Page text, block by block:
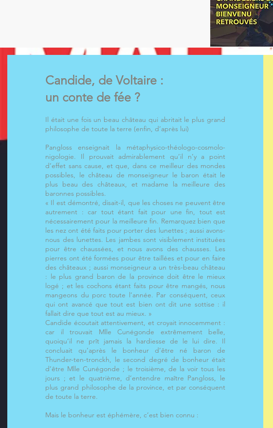
Candide, de Voltaire :
un conte de fée ?
Il était une fois un beau château qui abritait le plus grand
philosophe de toute la terre (enfin, d’après lui)
Pangloss enseignait la métaphysico-théologo-cosmolo-
nigologie. Il prouvait admirablement qu’il n’y a point
d’effet sans cause, et que, dans ce meilleur des mondes
possibles, le château de monseigneur le baron était le
plus beau des châteaux, et madame la meilleure des
baronnes possibles.
« Il est démontré, disait-il, que les choses ne peuvent être
autrement : car tout étant fait pour une fin, tout est
nécessairement pour la meilleure fin. Remarquez bien que
les nez ont été faits pour porter des lunettes ; aussi avons-
nous des lunettes. Les jambes sont visiblement instituées
pour être chaussées, et nous avons des chausses. Les
pierres ont été formées pour être taillées et pour en faire
des châteaux ; aussi monseigneur a un très-beau château
: le plus grand baron de la province doit être le mieux
logé ; et les cochons étant faits pour être mangés, nous
mangeons du porc toute l’année. Par conséquent, ceux
qui ont avancé que tout est bien ont dit une sottise : il
fallait dire que tout est au mieux. »
Candide écoutait attentivement, et croyait innocemment :
car il trouvait Mlle Cunégonde extrêmement belle,
quoiqu’il ne prît jamais la hardiesse de le lui dire. Il
concluait qu’après le bonheur d’être né baron de
Thunder-ten-tronckh, le second degré de bonheur était
d’être Mlle Cunégonde ; le troisième, de la voir tous les
jours ; et le quatrième, d’entendre maître Pangloss, le
plus grand philosophe de la province, et par conséquent
de toute la terre.
Mais le bonheur est éphémère, c’est bien connu :